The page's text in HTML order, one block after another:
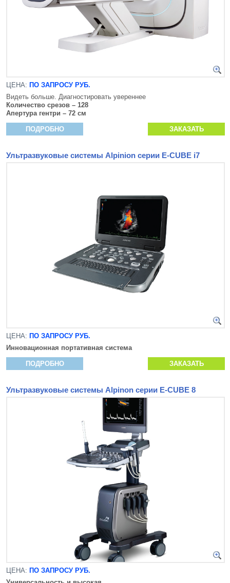
ЦЕНА: ПО ЗАПРОСУ РУБ.
Видеть больше. Диагностировать увереннее
Количество срезов – 128
Апертура гентри – 72 см
ПОДРОБНО ЗАКАЗАТЬ
Ультразвуковые системы Alpinion серии E-CUBE i7
ЦЕНА: ПО ЗАПРОСУ РУБ.
Инновационная портативная система
ПОДРОБНО ЗАКАЗАТЬ
Ультразвуковые системы Alpinon серии E-CUBE 8
ЦЕНА: ПО ЗАПРОСУ РУБ.